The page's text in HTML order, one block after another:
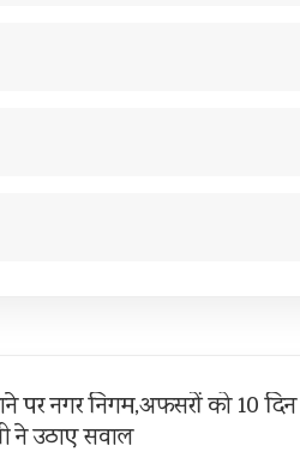
पर नगर निगम,अफसरों को 10
ने उठाए सवाल